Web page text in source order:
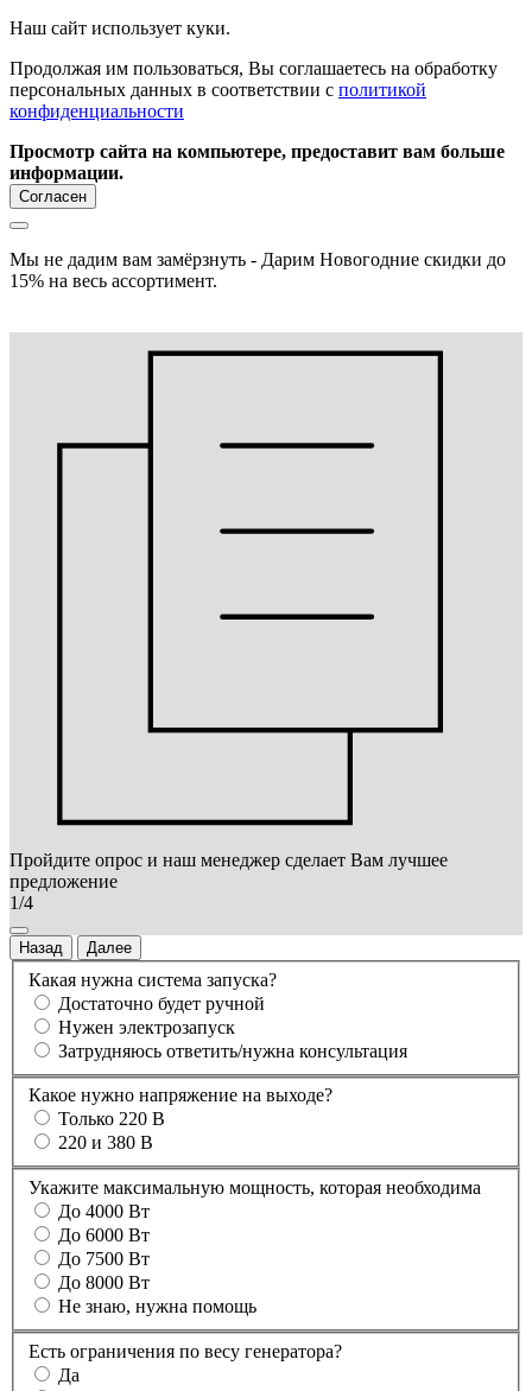
Наш сайт использует куки.
Продолжая им пользоваться, Вы соглашаетесь на обработку
персональных данных в соответствии с политикой
конфиденциальности
Просмотр сайта на компьютере, предоставит вам больше
информации.
Согласен
Мы не дадим вам замёрзнуть - Дарим Новогодние скидки до
15% на весь ассортимент.
Пройдите опрос и наш менеджер сделает Вам лучшее
предложение
1/4
Назад Далее
Какая нужна система запуска?
Достаточно будет ручной
Нужен электрозапуск
Затрудняюсь ответить/нужна консультация
Какое нужно напряжение на выходе?
Только 220 В
220 и 380 В
Укажите максимальную мощность, которая необходима
До 4000 Вт
До 6000 Вт
До 7500 Вт
До 8000 Вт
Не знаю, нужна помощь
Есть ограничения по весу генератора?
Да